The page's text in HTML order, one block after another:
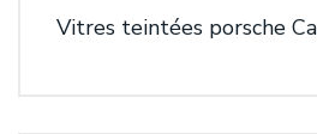
Vitres teintées porsche